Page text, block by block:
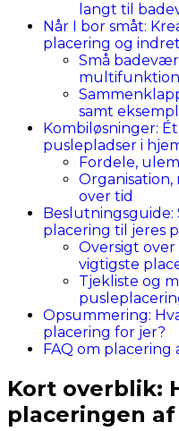
langt til
Når I bor småt:
placering og
Små
samt
Kombiløsninger:
puslepladser i
Fordele,
over tid
placering til jeres
Oversigt
vigtigste
Tjekliste og
Opsummering:
placering for jer?
FAQ om placering
Kort overblik:
placeringen